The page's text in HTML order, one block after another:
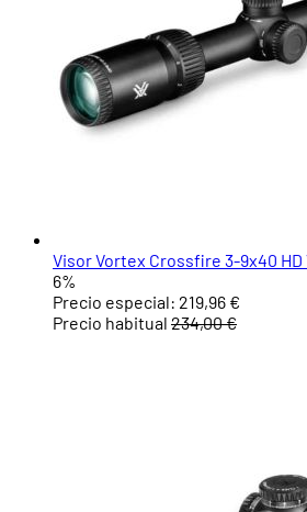
Visor Vortex Crossfire 3-9x40 HD
6%
Precio especial: 219,96 €
Precio habitual 234,00 €